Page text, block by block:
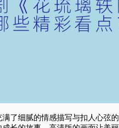
满了细腻的情感描写与扣人心弦